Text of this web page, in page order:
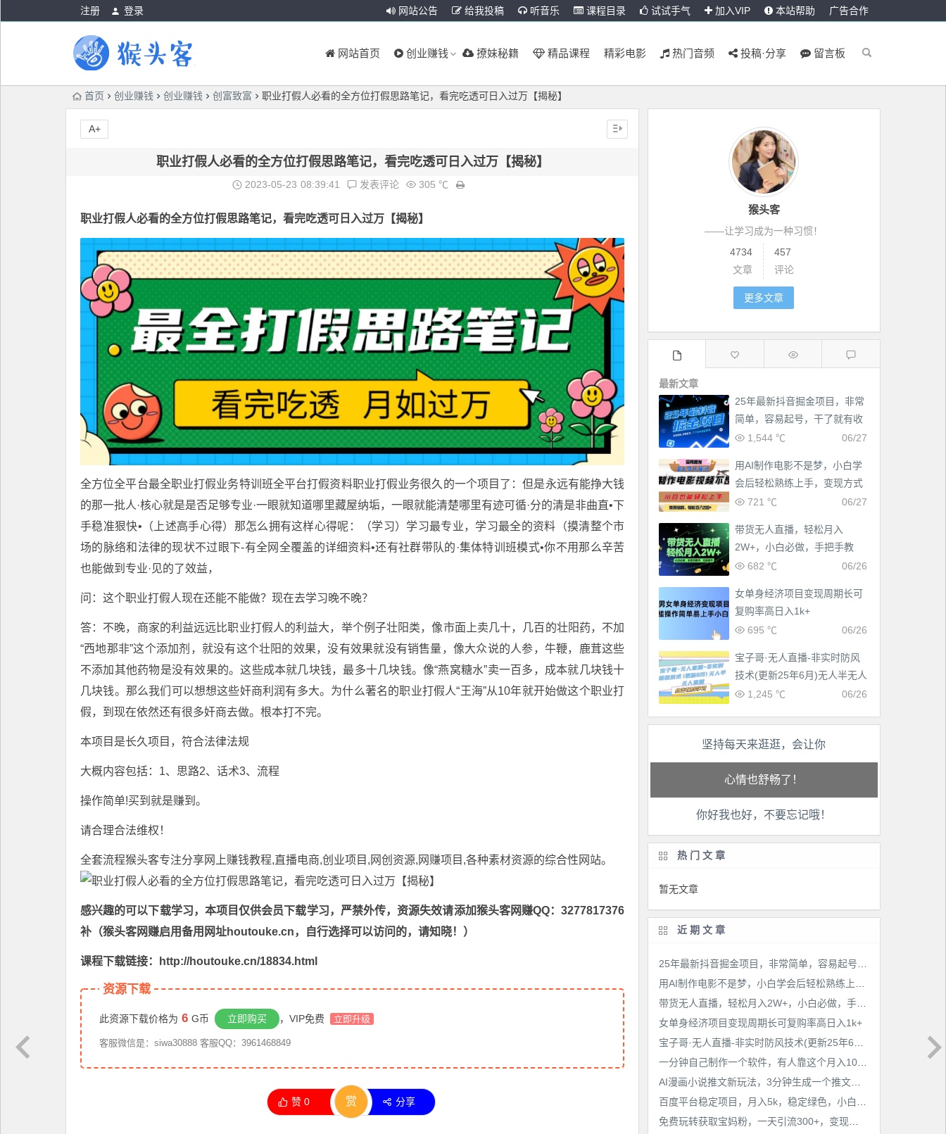
注册 登录 网站公告 给我投稿 听音乐 课程目录 试试手气 加入VIP 本站帮助 广告合作
网站首页 创业赚钱 撩妹秘籍 精品课程 精彩电影 热门音频 投稿·分享 留言板
首页 创业赚钱 创业赚钱 创富致富 职业打假人必看的全方位打假思路笔记，看完吃透可日入过万【揭秘】
职业打假人必看的全方位打假思路笔记，看完吃透可日入过万【揭秘】
2023-05-23 08:39:41 发表评论 305 ℃
职业打假人必看的全方位打假思路笔记，看完吃透可日入过万【揭秘】
全方位全平台最全职业打假业务特训班全平台打假资料职业打假业务很久的⼀个项⽬了：但是永远有能挣⼤钱
的那⼀批⼈·核⼼就是是否⾜够专业·⼀眼就知道哪⾥藏屋纳垢，⼀眼就能清楚哪⾥有迹可循·分的清是⾮曲直•下
⼿稳准狠快•（上述⾼⼿⼼得）那怎么拥有这样⼼得呢：（学习）学习最专业，学习最全的资料（摸清整个市
场的脉络和法律的现状不过眼下-有全⽹全覆盖的详细资料•还有社群带队的·集体特训班模式•你不⽤那么⾟苦
也能做到专业·⻅的了效益，
问：这个职业打假人现在还能不能做？现在去学习晚不晚？
答：不晚，商家的利益远远比职业打假人的利益大，举个例子壮阳类，像市面上卖几十，几百的壮阳药，不加
“西地那非”这个添加剂，就没有这个壮阳的效果，没有效果就没有销售量，像大众说的人参，牛鞭，鹿茸这些
不添加其他药物是没有效果的。这些成本就几块钱，最多十几块钱。像“燕窝糖水”卖一百多，成本就几块钱十
几块钱。那么我们可以想想这些奸商利润有多大。为什么著名的职业打假人“王海”从10年就开始做这个职业打
假，到现在依然还有很多奸商去做。根本打不完。
本项目是长久项目，符合法律法规
大概内容包括：1、思路2、话术3、流程
操作简单!买到就是赚到。
请合理合法维权！
全套流程猴头客专注分享网上赚钱教程,直播电商,创业项目,网创资源, 网赚项目 ,各种素材资源的综合性网站。
感兴趣的可以下载学习，本项目仅供会员下载学习，严禁外传，资源失效请添加猴头客网赚QQ：3277817376
补（猴头客网赚启用备用网址houtouke.cn，自行选择可以访问的，请知晓！）
课程下载链接：http://houtouke.cn/18834.html
资源下载
此资源下载价格为 6 G币 立即购买 ，VIP免费 立即升级
客服微信是：siwa30888 客服QQ：3961468849
赞0 赏 分享
A+
猴头客
——让学习成为一种习惯！
4734
文章
457
评论
更多文章
最新文章
25年最新抖音掘金项目，非常
简单，容易起号，干了就有收
益那种
06/27
1,544 ℃
用AI制作电影不是梦，小白学
会后轻松熟练上手，变现方式
多样，日入2张+
06/27
721 ℃
带货无人直播，轻松月入
2W+，小白必做，手把手教
学，无脑操作(附学习资料)06/26
682 ℃
女单身经济项目变现周期长可
复购率高日入1k+
06/26
695 ℃
宝子哥·无人直播-非实时防风
技术(更新25年6月)无人半无人
直播
06/26
1,245 ℃
坚持每天来逛逛，会让你
生活也美好了！
心情也舒畅了！
走路也有劲了！
工作也轻松了！
你好我也好，不要忘记哦！
热门文章
暂无文章
近期文章
带货无人直播，轻松月入2W+，小白必做，手把手教学，无脑操作(附学习资料)
女单身经济项目变现周期长可复购率高日入1k+
一分钟自己制作一个软件，有人靠这个月入10W+
AI漫画小说推文新玩法，3分钟生成一个推文视频，保姆级教程【配项目操作和软件教程】
免费玩转获取宝妈粉，一天引流300+，变现超乎你想象